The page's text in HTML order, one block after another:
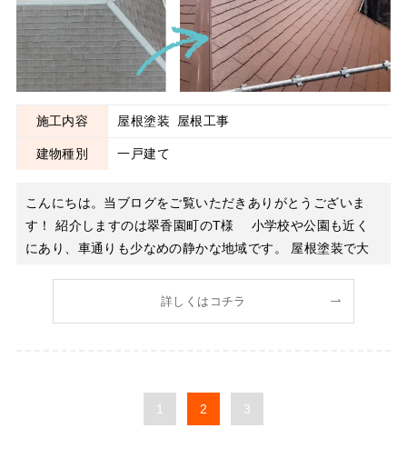
施工内容 屋根塗装 屋根工事
建物種別 一戸建て
こんにちは。当ブログをご覧いただきありがとうございま
す！ 紹介しますのは翠香園町のT様 小学校や公園も近く
にあり、車通りも少なめの静かな地域です。 屋根塗装で大
重要です。 古い塗膜は劣化して剝がれやすい状態なので、
詳しくはコチラ
1 2 3